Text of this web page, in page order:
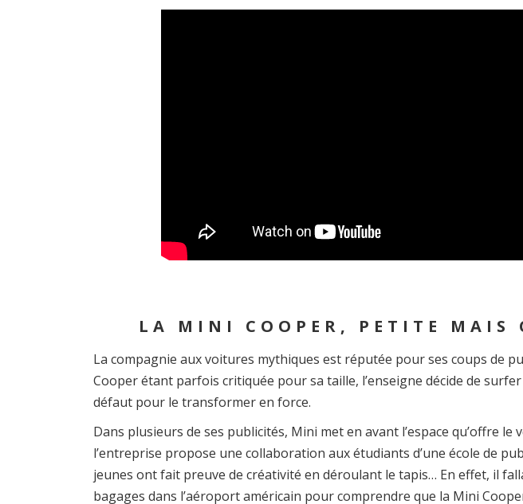
LA MINI COOPER, PETITE MAIS
La compagnie aux voitures mythiques est réputée pour ses coups de
Cooper étant parfois critiquée pour sa taille, l’enseigne décide de
défaut pour le transformer en force.
Dans plusieurs de ses publicités, Mini met en avant l’espace qu’offre le
l’entreprise propose une collaboration aux étudiants d’une école de
jeunes ont fait preuve de créativité en déroulant le tapis… En effet, il
bagages dans l’aéroport américain pour comprendre que la Mini